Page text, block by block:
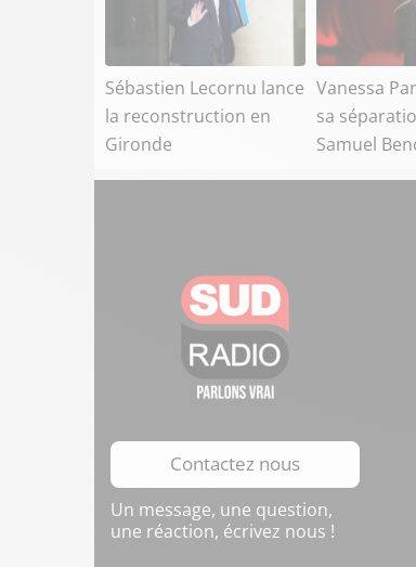
Sébastien Lecornu lance
la reconstruction en
Gironde
Vanessa
sa
Samuel
Contactez nous
Un message, une question,
une réaction, écrivez nous !